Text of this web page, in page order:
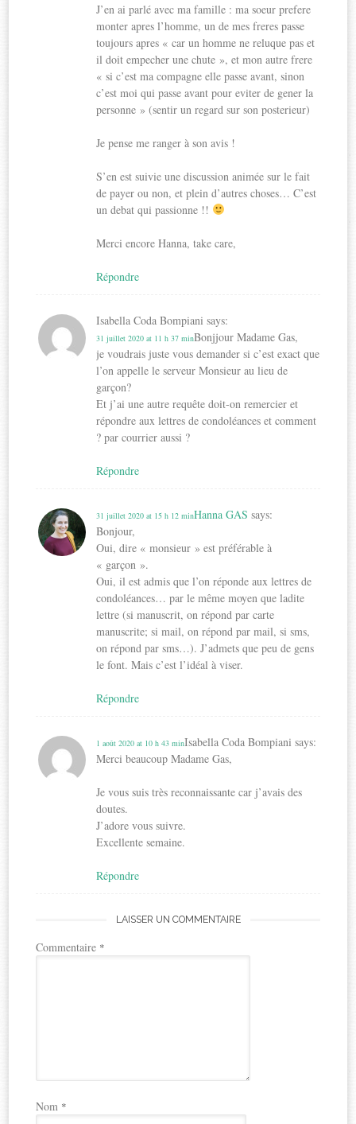
J’en ai parlé avec ma famille : ma soeur prefere
monter apres l’homme, un de mes freres passe
toujours apres « car un homme ne reluque pas et
il doit empecher une chute », et mon autre frere
« si c’est ma compagne elle passe avant, sinon
c’est moi qui passe avant pour eviter de gener la
personne » (sentir un regard sur son posterieur)
Je pense me ranger à son avis !
S’en est suivie une discussion animée sur le fait
de payer ou non, et plein d’autres choses… C’est
un debat qui passionne !!
Merci encore Hanna, take care,
Répondre
Isabella Coda Bompiani says:
31 juillet 2020 at 11 h 37 minBonjjour Madame Gas,
je voudrais juste vous demander si c’est exact que
l’on appelle le serveur Monsieur au lieu de
garçon?
Et j’ai une autre requête doit-on remercier et
répondre aux lettres de condoléances et comment
? par courrier aussi ?
Répondre
Hanna GAS says:
31 juillet 2020 at 15 h 12 min
Bonjour,
Oui, dire « monsieur » est préférable à
« garçon ».
Oui, il est admis que l’on réponde aux lettres de
condoléances… par le même moyen que ladite
lettre (si manuscrit, on répond par carte
manuscrite; si mail, on répond par mail, si sms,
on répond par sms…). J’admets que peu de gens
le font. Mais c’est l’idéal à viser.
Répondre
Isabella Coda Bompiani says:
1 août 2020 at 10 h 43 min
Merci beaucoup Madame Gas,
Je vous suis très reconnaissante car j’avais des
doutes.
J’adore vous suivre.
Excellente semaine.
Répondre
LAISSER UN COMMENTAIRE
Commentaire *
Nom *